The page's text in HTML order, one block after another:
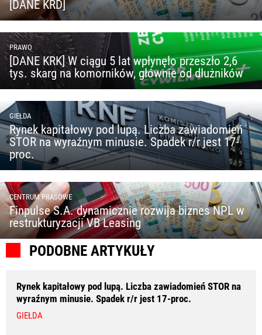
[DANE KRD]
PRAWO
[DANE KRK] W ciągu 5 lat wpłynęło przeszło 2,6
tys. skarg na komorników, głównie od dłużników
GIEŁDA
Rynek kapitałowy pod lupą. Liczba zawiadomień
STOR na wyraźnym minusie. Spadek r/r jest 17-
proc.
CENTRUM PRASOWE
Finpulse S.A. dynamicznie rozwija biznes NPL w
restrukturyzacji VB Leasing
PODOBNE ARTYKUŁY
Rynek kapitałowy pod lupą. Liczba zawiadomień STOR na
wyraźnym minusie. Spadek r/r jest 17-proc.
GIEŁDA